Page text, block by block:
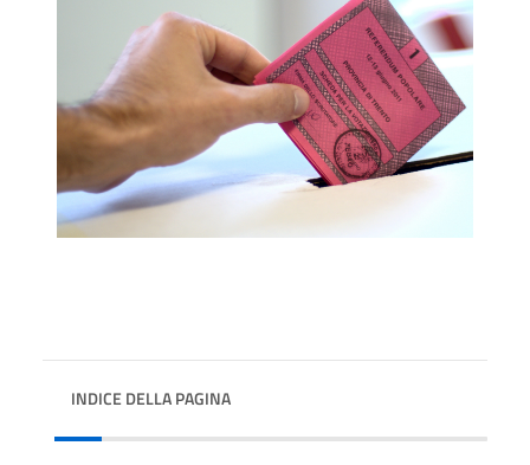
INDICE DELLA PAGINA